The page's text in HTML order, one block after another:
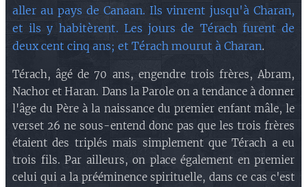
aller au pays de Canaan. Ils vinrent jusqu'à Charan,
et ils y habitèrent. Les jours de Térach furent de
deux cent cinq ans; et Térach mourut à Charan.
Térach, âgé de 70 ans, engendre trois frères, Abram,
Nachor et Haran. Dans la Parole on a tendance à donner
l'âge du Père à la naissance du premier enfant mâle, le
verset 26 ne sous-entend donc pas que les trois frères
étaient des triplés mais simplement que Térach a eu
trois fils. Par ailleurs, on place également en premier
celui qui a la prééminence spirituelle, dans ce cas c'est